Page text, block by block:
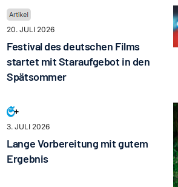
20. JULI 2026
Festival des deutschen Films
startet mit Staraufgebot in den
Spätsommer
3. JULI 2026
Lange Vorbereitung mit gutem
Ergebnis